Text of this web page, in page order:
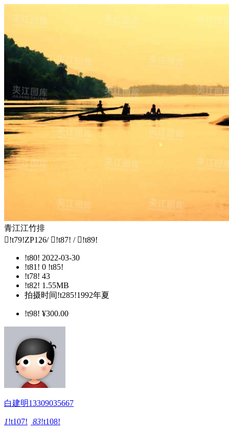
青江江竹排
!t79!ZP126/ !t87! / !t89!
!t80! 2022-03-30
!t81! 0 !t85!
!t78! 43
!t82! 1.55MB
拍摄时间!t285!​1992年夏
!t98! ¥300.00
白建明13309035667
1!t107! 83!t108!